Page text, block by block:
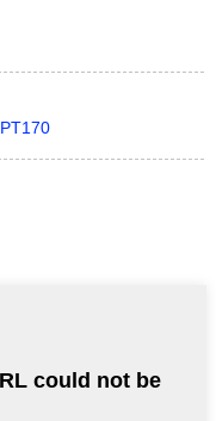
ویال شیشه ای اسپری 10 میلی لیتری PT170